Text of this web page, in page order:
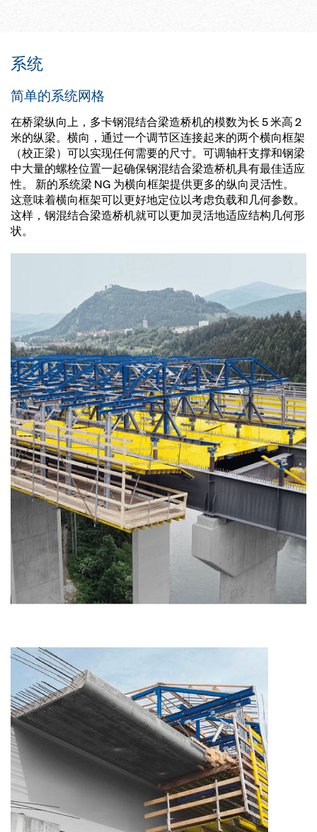
系统
简单的系统网格
在桥梁纵向上，多卡钢混结合梁造桥机的模数为长 5 米高 2
米的纵梁。横向，通过一个调节区连接起来的两个横向框架
（校正梁）可以实现任何需要的尺寸。可调轴杆支撑和钢梁
中大量的螺栓位置一起确保钢混结合梁造桥机具有最佳适应
性。 新的系统梁 NG 为横向框架提供更多的纵向灵活性。
这意味着横向框架可以更好地定位以考虑负载和几何参数。
这样，钢混结合梁造桥机就可以更加灵活地适应结构几何形
状。